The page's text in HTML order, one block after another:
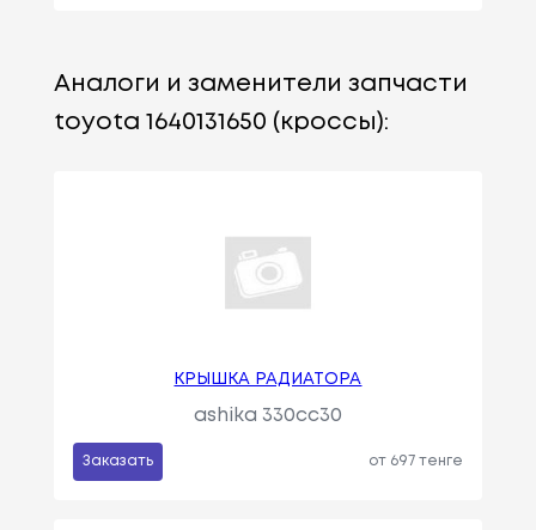
Аналоги и заменители запчасти
toyota 1640131650 (кроссы):
КРЫШКА РАДИАТОРА
ashika 330cc30
Заказать от 697 тенге